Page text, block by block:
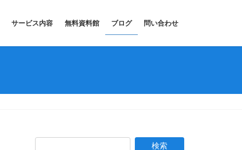
サービス内容 無料資料館 ブログ 問い合わせ